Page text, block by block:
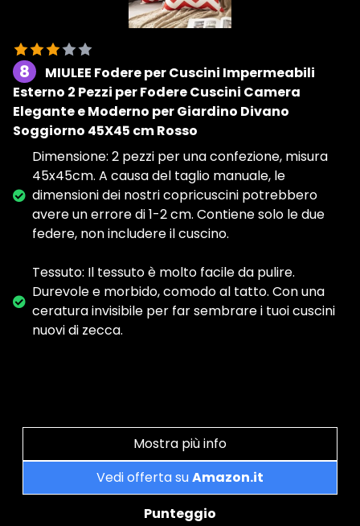
8
MIULEE Fodere per Cuscini Impermeabili
Esterno 2 Pezzi per Fodere Cuscini Camera
Elegante e Moderno per Giardino Divano
Soggiorno 45X45 cm Rosso
Dimensione: 2 pezzi per una confezione, misura
45x45cm. A causa del taglio manuale, le
dimensioni dei nostri copricuscini potrebbero
avere un errore di 1-2 cm. Contiene solo le due
federe, non includere il cuscino.
Tessuto: Il tessuto è molto facile da pulire.
Durevole e morbido, comodo al tatto. Con una
ceratura invisibile per far sembrare i tuoi cuscini
nuovi di zecca.
Mostra più info
Vedi offerta suAmazon.it
Punteggio